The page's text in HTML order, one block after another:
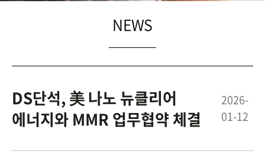
Plastic Recycling
R&D
NEWS
DS단석, 美 나노 뉴클리어
에너지와 MMR 업무협약 체결
2026-
01-12